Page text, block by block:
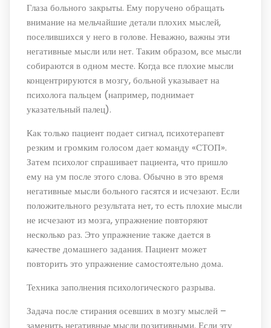
Глаза больного закрыты. Ему поручено обращать
внимание на мельчайшие детали плохих мыслей,
поселившихся у него в голове. Неважно, важны эти
негативные мысли или нет. Таким образом, все мысли
собираются в одном месте. Когда все плохие мысли
концентрируются в мозгу, больной указывает на
психолога пальцем (например, поднимает
указательный палец).
Как только пациент подает сигнал, психотерапевт
резким и громким голосом дает команду «СТОП».
Затем психолог спрашивает пациента, что пришло
ему на ум после этого слова. Обычно в это время
негативные мысли больного гасятся и исчезают. Если
положительного результата нет, то есть плохие мысли
не исчезают из мозга, упражнение повторяют
несколько раз. Это упражнение также дается в
качестве домашнего задания. Пациент может
повторить это упражнение самостоятельно дома.
Техника заполнения психологического разрыва.
Задача после стирания осевших в мозгу мыслей –
заменить негативные мысли позитивными. Если эту